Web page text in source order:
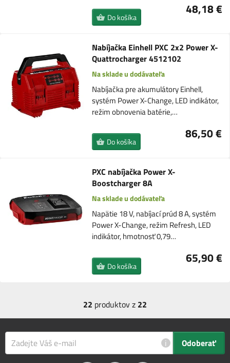
48,18 €
Do košíka
Nabíjačka Einhell PXC 2x2 Power X-
Quattrocharger 4512102
Na sklade u dodávateľa
Nabíjačka pre akumulátory Einhell,
systém Power X-Change, LED indikátor,
režim obnovenia batérie,…
86,50 €
Do košíka
PXC nabíjačka Power X-
Boostcharger 8A
Na sklade u dodávateľa
Napätie 18 V, nabíjací prúd 8 A, systém
Power X-Change, režim Refresh, LED
indikátor, hmotnosť 0,79…
65,90 €
Do košíka
22 produktov z 22
i Odoberať